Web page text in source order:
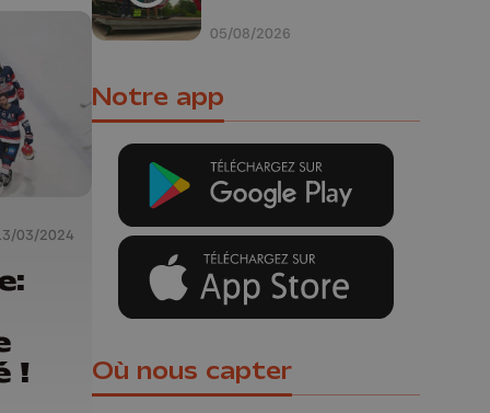
03/2024
!
05/08/2026
Notre app
Où nous capter